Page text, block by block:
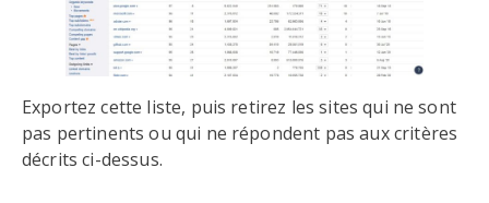
Exportez cette liste, puis retirez les sites qui ne sont
pas pertinents ou qui ne répondent pas aux critères
décrits ci-dessus.